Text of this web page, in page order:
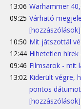
13:06 Warhammer
09:25 Várható
[hozzászólások]
10:50 Mit játszottál
12:44 Hihetetlen
09:46 Filmsarok - mit
13:02 Kiderült végre,
pontos
[hozzászólások]